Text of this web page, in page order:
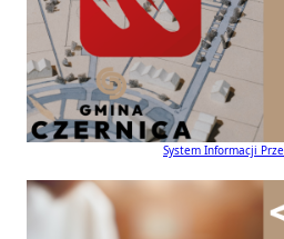
System Informacji